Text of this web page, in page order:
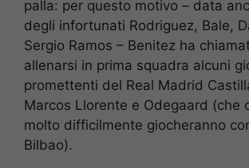
palla: per questo motivo – data
degli infortunati Rodriguez, Bale,
Sergio Ramos – Benitez ha
allenarsi in prima squadra alcuni
promettenti del Real Madrid
Marcos Llorente e Odegaard (che
molto difficilmente giocheranno
Bilbao).